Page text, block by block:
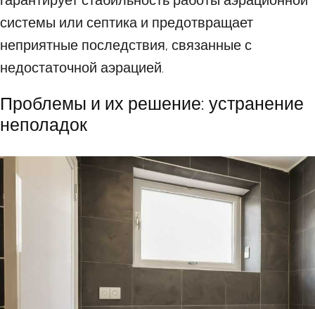
системы или септика и предотвращает
неприятные последствия, связанные с
недостаточной аэрацией.
Проблемы и их решение: устранение
неполадок